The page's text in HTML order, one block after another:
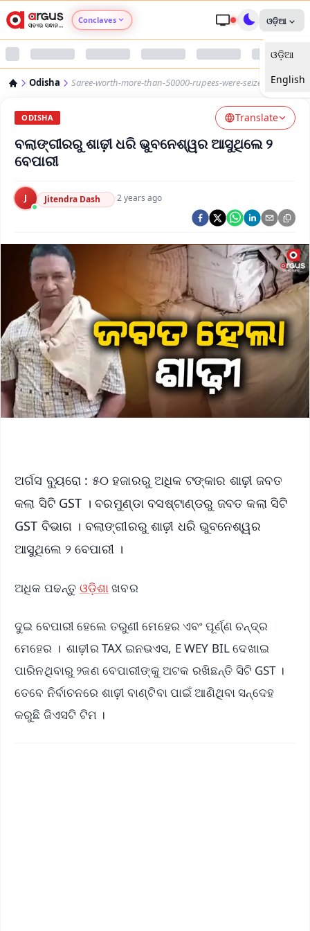
Conclaves
Argus Swaad Odisha
ଓଡ଼ିଆ
ଓଡ଼ିଆ
English
Odisha Saree-worth-more-than-50000-rupees-were-seized
ODISHA Translate
ବଲାଙ୍ଗୀରରୁ ଶାଢ଼ୀ ଧରି ଭୁବନେଶ୍ୱର ଆସୁଥିଲେ ୨
ବେପାରୀ
J Jitendra Dash ·2 years ago
ଅର୍ଗସ ବ୍ୟୁରୋ : ୫୦ ହଜାରରୁ ଅଧିକ ଟଙ୍କାର ଶାଢ଼ୀ ଜବତ
କଲା ସିଟି GST । ବରମୁଣ୍ଡା ବସଷ୍ଟାଣ୍ଡରୁ ଜବତ କଲା ସିଟି
GST ବିଭାଗ । ବଲାଙ୍ଗୀରରୁ ଶାଢ଼ୀ ଧରି ଭୁବନେଶ୍ୱର
ଆସୁଥିଲେ ୨ ବେପାରୀ ।
ଅଧିକ ପଢନ୍ତୁ ଓଡ଼ିଶା ଖବର
ଦୁଇ ବେପାରୀ ହେଲେ ତରୁଣୀ ମେହେର ଏବଂ ପୂର୍ଣ୍ଣ ଚନ୍ଦ୍ର
ମେହେର । ଶାଢ଼ୀର TAX ଇନଭଏସ, E WEY BIL ଦେଖାଇ
ପାରିନଥିବାରୁ ୨ଜଣ ବେପାରୀଙ୍କୁ ଅଟକ ରଖିଛନ୍ତି ସିଟି GST ।
ତେବେ ନିର୍ବାଚନରେ ଶାଢ଼ୀ ବାଣ୍ଟିବା ପାଇଁ ଆଣିଥିବା ସନ୍ଦେହ
କରୁଛି ଜିଏସଟି ଟିମ ।